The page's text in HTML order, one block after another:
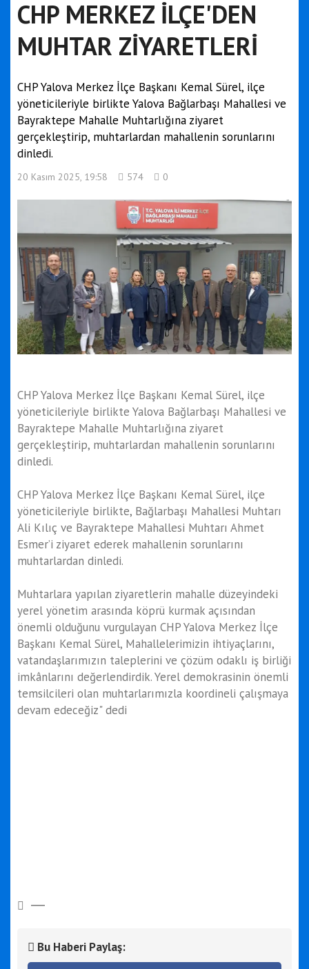
CHP MERKEZ İLÇE'DEN
MUHTAR ZİYARETLERİ
CHP Yalova Merkez İlçe Başkanı Kemal Sürel, ilçe
yöneticileriyle birlikte Yalova Bağlarbaşı Mahallesi ve
Bayraktepe Mahalle Muhtarlığına ziyaret
gerçekleştirip, muhtarlardan mahallenin sorunlarını
dinledi.
20 Kasım 2025, 19:58 574 0
CHP Yalova Merkez İlçe Başkanı Kemal Sürel, ilçe
yöneticileriyle birlikte Yalova Bağlarbaşı Mahallesi ve
Bayraktepe Mahalle Muhtarlığına ziyaret
gerçekleştirip, muhtarlardan mahallenin sorunlarını
dinledi.
CHP Yalova Merkez İlçe Başkanı Kemal Sürel, ilçe
yöneticileriyle birlikte, Bağlarbaşı Mahallesi Muhtarı
Ali Kılıç ve Bayraktepe Mahallesi Muhtarı Ahmet
Esmer’i ziyaret ederek mahallenin sorunlarını
muhtarlardan dinledi.
Muhtarlara yapılan ziyaretlerin mahalle düzeyindeki
yerel yönetim arasında köprü kurmak açısından
önemli olduğunu vurgulayan CHP Yalova Merkez İlçe
Başkanı Kemal Sürel, Mahallelerimizin ihtiyaçlarını,
vatandaşlarımızın taleplerini ve çözüm odaklı iş birliği
imkânlarını değerlendirdik. Yerel demokrasinin önemli
temsilcileri olan muhtarlarımızla koordineli çalışmaya
devam edeceğiz" dedi
Bu Haberi Paylaş: